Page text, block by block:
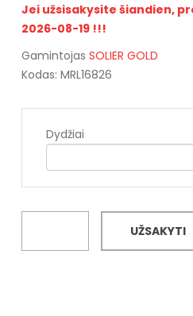
Jei užsisakysite šiandien,
2026-08-19 !!!
Gamintojas SOLIER GOLD
Kodas: MRL16826
Dydžiai
UŽSAKYTI